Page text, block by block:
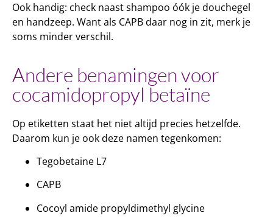
Ook handig: check naast shampoo óók je douchegel
en handzeep. Want als CAPB daar nog in zit, merk je
soms minder verschil.
Andere benamingen voor
cocamidopropyl betaïne
Op etiketten staat het niet altijd precies hetzelfde.
Daarom kun je ook deze namen tegenkomen:
Tegobetaine L7
CAPB
Cocoyl amide propyldimethyl glycine